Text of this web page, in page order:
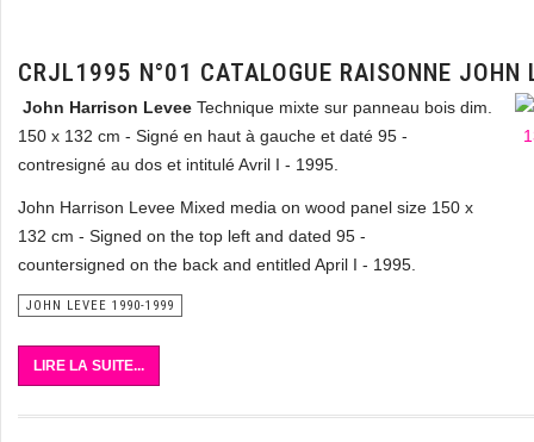
CRJL1995 N°01 CATALOGUE RAISONNE JOHN
John Harrison Levee Technique mixte sur panneau bois dim.
150 x 132 cm - Signé en haut à gauche et daté 95 -
contresigné au dos et intitulé Avril I - 1995.
John Harrison Levee Mixed media on wood panel size 150 x
132 cm - Signed on the top left and dated 95 -
countersigned on the back and entitled April I - 1995.
JOHN LEVEE 1990-1999
LIRE LA SUITE...